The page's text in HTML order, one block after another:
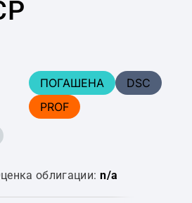
ПОГАШЕНА
DSC
PROF
облигации: n/a